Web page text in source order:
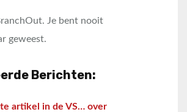
Je bent nooit
geweest.
Berichten:
artikel in de VS… over